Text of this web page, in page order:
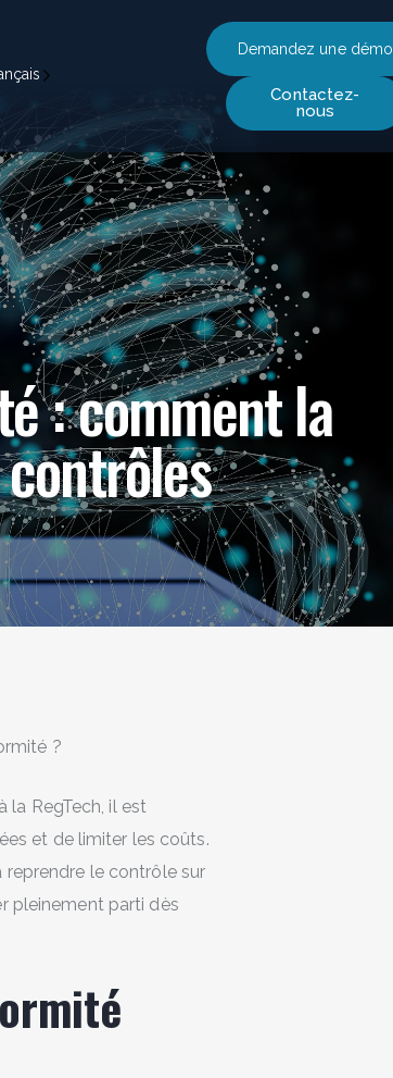
Demandez une démo
Contactez-
nous
: comment la
?
la RegTech, il est
et de limiter les coûts.
reprendre le contrôle sur
pleinement parti dès